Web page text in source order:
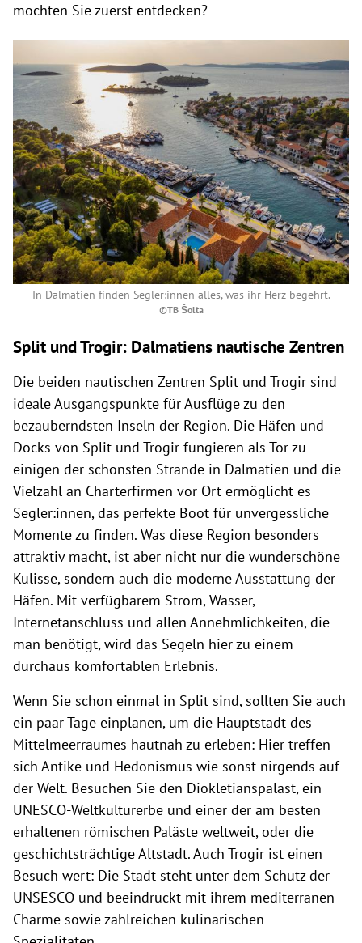
möchten Sie zuerst entdecken?
In Dalmatien finden Segler:innen alles, was ihr Herz begehrt.
©TB Šolta
Split und Trogir: Dalmatiens nautische Zentren
Die beiden nautischen Zentren Split und Trogir sind
ideale Ausgangspunkte für Ausflüge zu den
bezauberndsten Inseln der Region. Die Häfen und
Docks von Split und Trogir fungieren als Tor zu
einigen der schönsten Strände in Dalmatien und die
Vielzahl an Charterfirmen vor Ort ermöglicht es
Segler:innen, das perfekte Boot für unvergessliche
Momente zu finden. Was diese Region besonders
attraktiv macht, ist aber nicht nur die wunderschöne
Kulisse, sondern auch die moderne Ausstattung der
Häfen. Mit verfügbarem Strom, Wasser,
Internetanschluss und allen Annehmlichkeiten, die
man benötigt, wird das Segeln hier zu einem
durchaus komfortablen Erlebnis.
Wenn Sie schon einmal in Split sind, sollten Sie auch
ein paar Tage einplanen, um die Hauptstadt des
Mittelmeerraumes hautnah zu erleben: Hier treffen
sich Antike und Hedonismus wie sonst nirgends auf
der Welt. Besuchen Sie den Diokletianspalast, ein
UNESCO-Weltkulturerbe und einer der am besten
erhaltenen römischen Paläste weltweit, oder die
geschichtsträchtige Altstadt. Auch Trogir ist einen
Besuch wert: Die Stadt steht unter dem Schutz der
UNSESCO und beeindruckt mit ihrem mediterranen
Charme sowie zahlreichen kulinarischen